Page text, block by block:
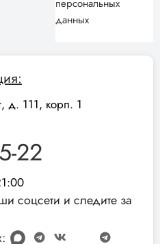
персональных
данных
д. 111, корп. 1
22
соцсети и следите за